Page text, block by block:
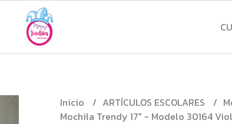
Inicio ARTÍCULOS ESCOLARES
Mochila Trendy 17" - Modelo 30164